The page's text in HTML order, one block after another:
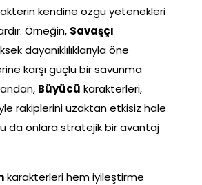
kendine özgü yetenekleri
Örneğin, Savaşçı
dayanıklılıklarıyla öne
karşı güçlü bir savunma
Büyücü karakterleri,
rakiplerini uzaktan etkisiz hale
da onlara stratejik bir avantaj
karakterleri hem iyileştirme